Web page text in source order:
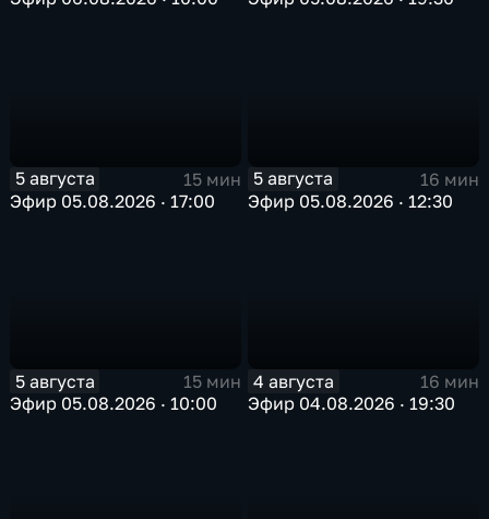
5 августа
15 мин
Эфир 05.08.2026 · 17:00
5 августа
16 мин
Эфир 05.08.2026 · 12:30
5 августа
15 мин
Эфир 05.08.2026 · 10:00
4 августа
16 мин
Эфир 04.08.2026 · 19:30